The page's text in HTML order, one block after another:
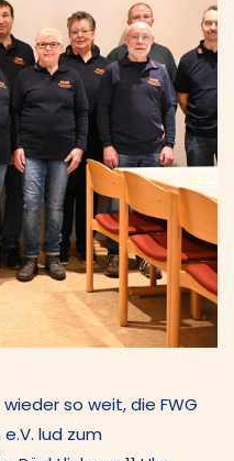
so weit, die FWG
lud zum